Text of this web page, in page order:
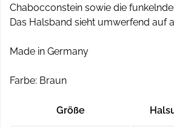
Chabocconstein sowie die
Das Halsband sieht umwerfend auf
Made in Germany
Farbe: Braun
Größe